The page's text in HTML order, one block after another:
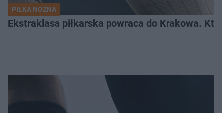
PIŁKA NOŻNA
Ekstraklasa piłkarska powraca do Krakowa.